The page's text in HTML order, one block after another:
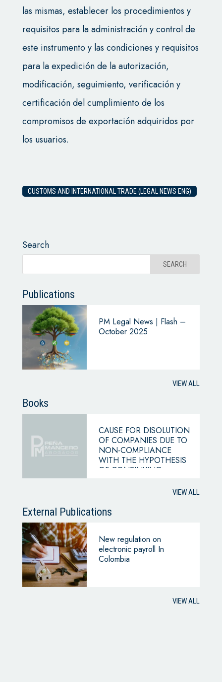
las mismas, establecer los procedimientos y
requisitos para la administración y control de
este instrumento y las condiciones y requisitos
para la expedición de la autorización,
modificación, seguimiento, verificación y
certificación del cumplimiento de los
compromisos de exportación adquiridos por
los usuarios.
CUSTOMS AND INTERNATIONAL TRADE (LEGAL NEWS ENG)
Search
Publications
PM Legal News | Flash –
October 2025
VIEW ALL
Books
CAUSE FOR DISOLUTION
OF COMPANIES DUE TO
NON-COMPLIANCE
WITH THE HYPOTHESIS
OF CONTINUING
VIEW ALL
External Publications
New regulation on
electronic payroll In
Colombia
VIEW ALL